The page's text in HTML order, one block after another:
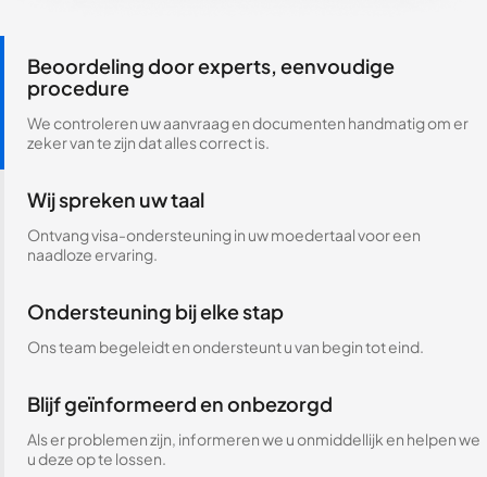
Beoordeling door experts, eenvoudige
procedure
We controleren uw aanvraag en documenten handmatig om er
zeker van te zijn dat alles correct is.
Wij spreken uw taal
Ontvang visa-ondersteuning in uw moedertaal voor een
naadloze ervaring.
Ondersteuning bij elke stap
Ons team begeleidt en ondersteunt u van begin tot eind.
Blijf geïnformeerd en onbezorgd
Als er problemen zijn, informeren we u onmiddellijk en helpen we
u deze op te lossen.